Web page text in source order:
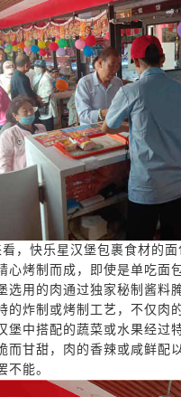
，快乐星汉堡包裹食材的
心烤制而成，即使是单吃面
选用的肉通过独家秘制酱料
的炸制或烤制工艺，不仅肉
堡中搭配的蔬菜或水果经过
而甘甜，肉的香辣或咸鲜配
不能。